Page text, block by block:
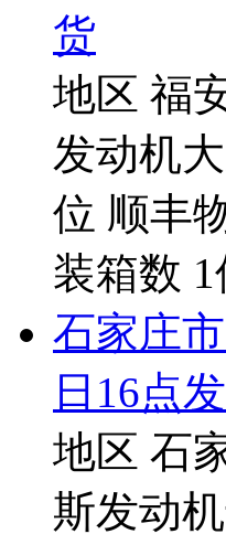
货
地区 福
发动机
位 顺丰
装箱数
石家庄
日16点
地区 石
斯发动